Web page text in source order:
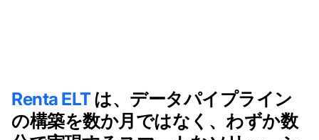
Renta ELTは、データパイプライン
の構築を数か月ではなく、わずか数